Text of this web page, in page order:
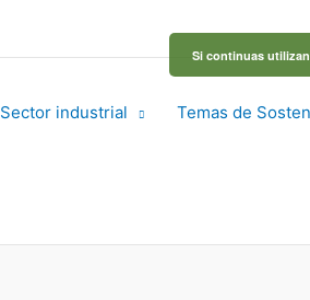
Sector industrial Temas de
Si continuas